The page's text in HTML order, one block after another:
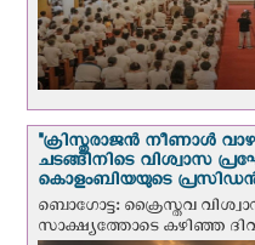
"ക്രിസ്തുരാജന്‍ നീണാള്‍
ചടങ്ങിനിടെ വിശ്വാസ
കൊളംബിയയുടെ
ബൊഗോട്ട: ക്രൈസ്തവ
സാക്ഷ്യത്തോടെ കഴിഞ്ഞ